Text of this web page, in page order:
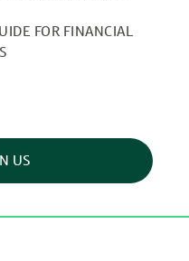
FOR FINANCIAL
US